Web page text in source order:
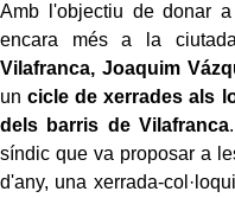
Amb l'objectiu de donar
encara més a la
Vilafranca, Joaquim
uncicle de xerrades als
dels barris de Vilafranca
síndic que va proposar a
d'any, una xerrada-